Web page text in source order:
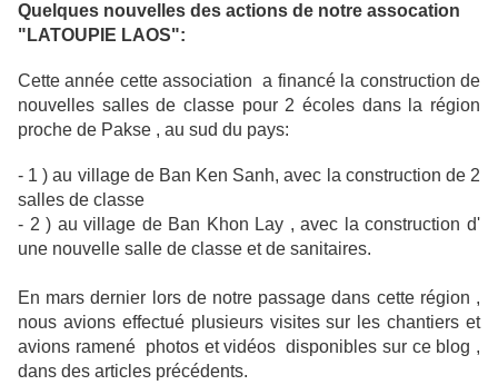
Quelques nouvelles des actions de notre assocation
"LATOUPIE LAOS":
Cette année cette association a financé la construction de
nouvelles salles de classe pour 2 écoles dans la région
proche de Pakse , au sud du pays:
- 1 ) au village de Ban Ken Sanh, avec la construction de 2
salles de classe
- 2 ) au village de Ban Khon Lay , avec la construction d'
une nouvelle salle de classe et de sanitaires.
En mars dernier lors de notre passage dans cette région ,
nous avions effectué plusieurs visites sur les chantiers et
avions ramené photos et vidéos disponibles sur ce blog ,
dans des articles précédents.